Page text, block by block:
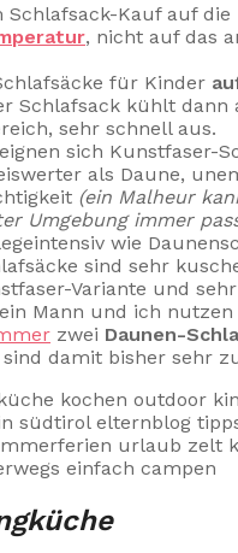
Schlafsack-Kauf auf die
, nicht auf das
für Kinder
Schlafsack kühlt dann
sehr schnell aus.
sich Kunstfaser-
als Daune,
(ein Malheur
Umgebung immer
wie
sind sehr
Variante und
Mann und ich nutzen
zwei Daunen-
damit bisher sehr